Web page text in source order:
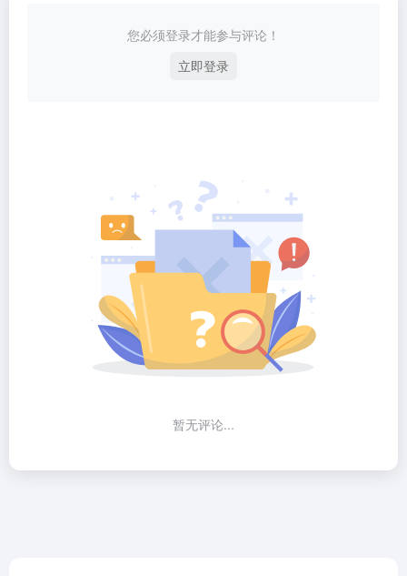
您必须登录才能参与评论！
立即登录
暂无评论...